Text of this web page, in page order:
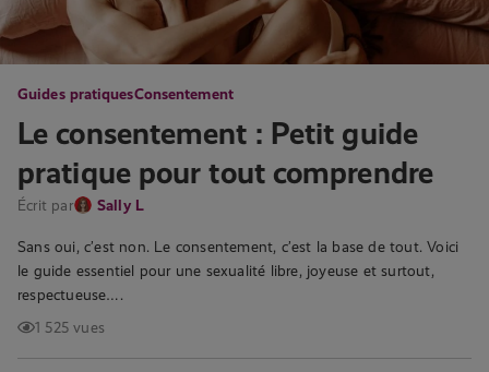
Guides pratiquesConsentement
Le consentement : Petit guide
pratique pour tout comprendre
Écrit par Sally L
Sans oui, c’est non. Le consentement, c’est la base de tout. Voici
le guide essentiel pour une sexualité libre, joyeuse et surtout,
respectueuse….
1 525 vues